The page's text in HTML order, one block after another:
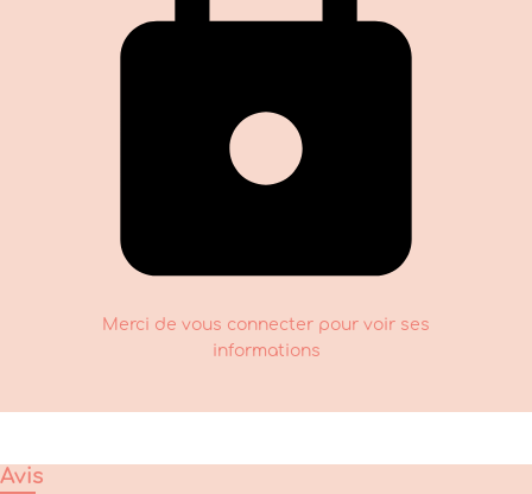
Merci de vous connecter pour voir ses
informations
Avis